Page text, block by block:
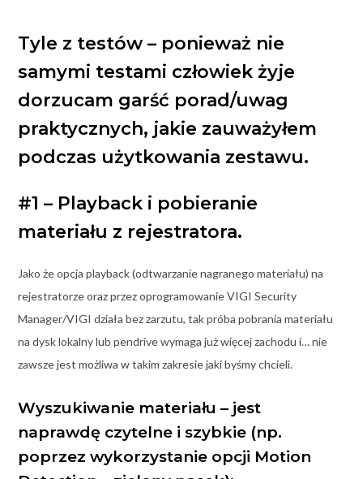
Tyle z testów – ponieważ nie
samymi testami człowiek żyje
dorzucam garść porad/uwag
praktycznych, jakie zauważyłem
podczas użytkowania zestawu.
#1 – Playback i pobieranie
materiału z rejestratora.
Jako że opcja playback (odtwarzanie nagranego materiału) na
rejestratorze oraz przez oprogramowanie VIGI Security
Manager/VIGI działa bez zarzutu, tak próba pobrania materiału
na dysk lokalny lub pendrive wymaga już więcej zachodu i… nie
zawsze jest możliwa w takim zakresie jaki byśmy chcieli.
Wyszukiwanie materiału – jest
naprawdę czytelne i szybkie (np.
poprzez wykorzystanie opcji Motion